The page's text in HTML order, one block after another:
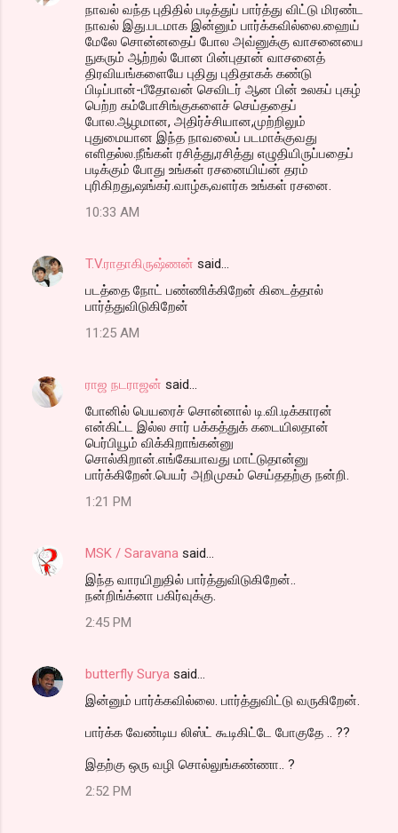
நாவல் வந்த புதிதில் படித்துப் பார்த்து விட்டு மிரண்ட
நாவல் இது.படமாக இன்னும் பார்க்கவில்லை.ஹைய்
மேலே சொன்னதைப் போல அவ்னுக்கு வாசனையை
நுகரும் ஆற்றல் போன பின்புதான் வாசனைத்
திரவியங்களையே புதிது புதிதாகக் கண்டு
பிடிப்பான்-பீதோவன் செவிடர் ஆன பின் உலகப் புகழ்
பெற்ற கம்போசிங்குகளைச் செய்ததைப்
போல.ஆழமான, அதிர்ச்சியான,முற்றிலும்
புதுமையான இந்த நாவலைப் படமாக்குவது
எளிதல்ல.நீங்கள் ரசித்து,ரசித்து எழுதியிருப்பதைப்
படிக்கும் போது உங்கள் ரசனையிய்ன் தரம்
புரிகிறது,ஷங்கர்.வாழ்க,வளர்க உங்கள் ரசனை.
10:33 AM
T.V.ராதாகிருஷ்ணன் said…
படத்தை நோட் பண்ணிக்கிறேன் கிடைத்தால்
பார்த்துவிடுகிறேன்
11:25 AM
ராஜ நடராஜன் said…
போனில் பெயரைச் சொன்னால் டி.வி.டிக்காரன்
என்கிட்ட இல்ல சார் பக்கத்துக் கடையிலதான்
பெர்பியூம் விக்கிறாங்கன்னு
சொல்கிறான்.எங்கேயாவது மாட்டுதான்னு
பார்க்கிறேன்.பெயர் அறிமுகம் செய்ததற்கு நன்றி.
1:21 PM
MSK / Saravana said…
இந்த வாரயிறுதில் பார்த்துவிடுகிறேன்..
நன்றிங்க்னா பகிர்வுக்கு.
2:45 PM
butterfly Surya said…
இன்னும் பார்க்கவில்லை. பார்த்துவிட்டு வருகிறேன்.
பார்க்க வேண்டிய லிஸ்ட் கூடிகிட்டே போகுதே .. ??
இதற்கு ஒரு வழி சொல்லுங்கண்ணா.. ?
2:52 PM